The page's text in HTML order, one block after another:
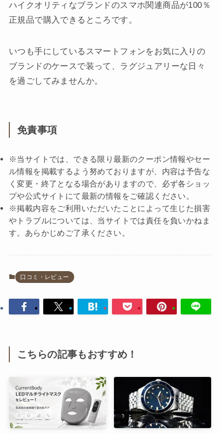
ハイクオリティなブランドのスマホ関連商品が100％
正規品で購入できるところです。
いつも手にしているスマートフォンをお気に入りの
ブランドのケースで装って、ラグジュアリーな日々
を過ごしてみませんか。
免責事項
※当サイトでは、できる限り最新のクーポン情報やセー
ル情報を掲載するよう努めておりますが、内容は予告な
く変更・終了となる場合がありますので、必ず各ショッ
プや公式サイトにて最新の情報をご確認ください。
※掲載内容をご利用いただいたことによって生じた損害
やトラブルについては、当サイトでは責任を負いかねま
す。あらかじめご了承ください。
口コミ・レビュー
こちらの記事もおすすめ！